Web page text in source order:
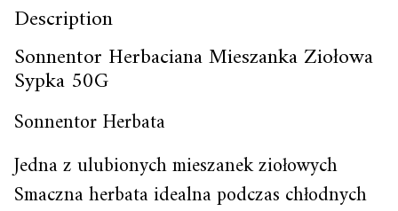
Description
Sonnentor Herbaciana Mieszanka Ziołowa
Sypka 50G
Sonnentor Herbata
Jedna z ulubionych mieszanek ziołowych
Smaczna herbata idealna podczas chłodnych